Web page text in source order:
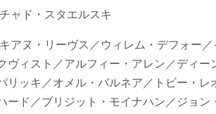
ャド・スタエルスキ
アヌ・リーヴス／ウィレム・デフォー
ヴィスト／アルフィー・アレン／ディ
リッキ／オメル・バルネア／トビー・レ
ード／ブリジット・モイナハン／ジョン